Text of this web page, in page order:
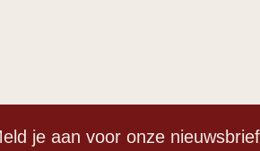
je aan voor onze nieuwsbrief